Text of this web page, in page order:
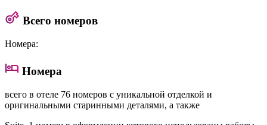
Всего номеров
Номера:
Номера
всего в отеле 76 номеров с уникальной отделкой и
оригинальными старинными деталями, а также